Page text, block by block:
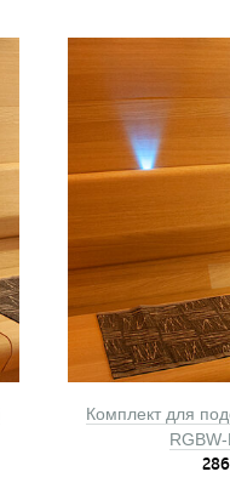
Комплект для